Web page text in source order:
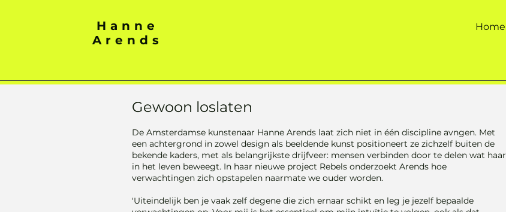
Hanne
Arends
Home
Gewoon loslaten
De Amsterdamse kunstenaar Hanne Arends laat zich niet in één discipline avngen. Met
een achtergrond in zowel design als beeldende kunst positioneert ze zichzelf buiten de
bekende kaders, met als belangrijkste drijfveer: mensen verbinden door te delen wat haar
in het leven beweegt. In haar nieuwe project Rebels onderzoekt Arends hoe
verwachtingen zich opstapelen naarmate we ouder worden.
'Uiteindelijk ben je vaak zelf degene die zich ernaar schikt en leg je jezelf bepaalde